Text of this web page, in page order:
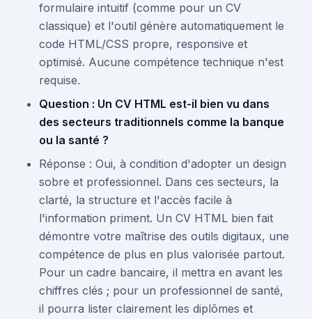
formulaire intuitif (comme pour un CV
classique) et l'outil génère automatiquement le
code HTML/CSS propre, responsive et
optimisé. Aucune compétence technique n'est
requise.
Question : Un CV HTML est-il bien vu dans
des secteurs traditionnels comme la banque
ou la santé ?
Réponse : Oui, à condition d'adopter un design
sobre et professionnel. Dans ces secteurs, la
clarté, la structure et l'accès facile à
l'information priment. Un CV HTML bien fait
démontre votre maîtrise des outils digitaux, une
compétence de plus en plus valorisée partout.
Pour un cadre bancaire, il mettra en avant les
chiffres clés ; pour un professionnel de santé,
il pourra lister clairement les diplômes et